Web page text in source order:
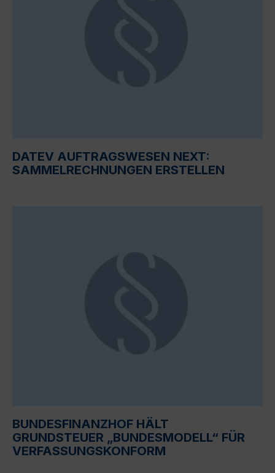
DATEV AUFTRAGSWESEN NEXT:
SAMMELRECHNUNGEN ERSTELLEN
BUNDESFINANZHOF HÄLT
GRUNDSTEUER „BUNDESMODELL“ FÜR
VERFASSUNGSKONFORM